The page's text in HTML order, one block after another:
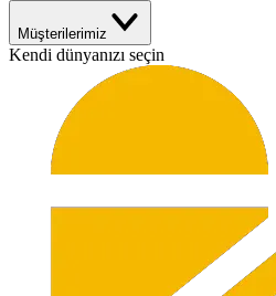
Müşterilerimiz
Kendi dünyanızı seçin